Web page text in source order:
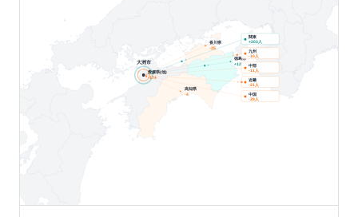
徳島県
+12
高知県
-4
香川県
-35
愛媛県(他)
-174
大洲市
関東
+203人
九州
-10人
中部
-11人
近畿
-21人
中国
-39人